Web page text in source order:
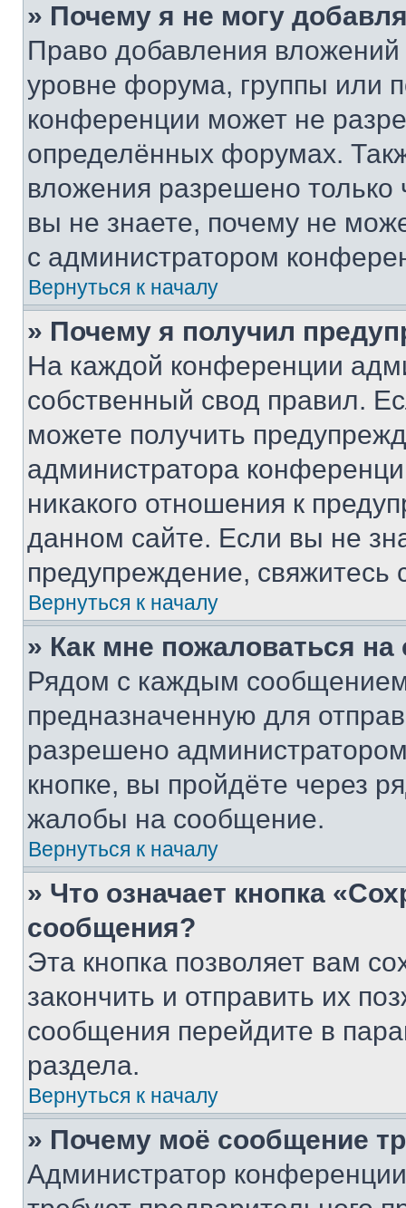
» Почему я не могу
Право добавления
уровне форума, группы или
конференции может не
определённых форумах.
вложения разрешено
вы не знаете, почему не
с администратором
Вернуться к началу
» Почему я получил
На каждой конференции
собственный свод правил.
можете получить
администратора
никакого отношения к
данном сайте. Если вы не
предупреждение,
Вернуться к началу
» Как мне пожаловаться
Рядом с каждым сообщением
предназначенную для
разрешено
кнопке, вы пройдёте через
жалобы на сообщение.
Вернуться к началу
» Что означает кнопка
сообщения?
Эта кнопка позволяет вам
закончить и отправить их
сообщения перейдите в
раздела.
Вернуться к началу
» Почему моё сообщение
Администратор